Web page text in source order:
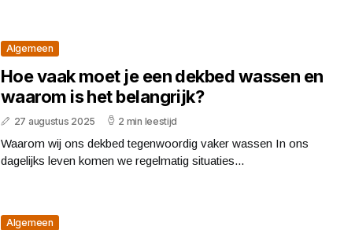
Algemeen
Hoe vaak moet je een dekbed wassen en
waarom is het belangrijk?
27 augustus 2025 2 min leestijd
Waarom wij ons dekbed tegenwoordig vaker wassen In ons
dagelijks leven komen we regelmatig situaties...
Algemeen